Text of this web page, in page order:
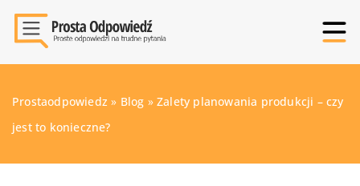
Prostaodpowiedz » Blog »Zalety planowania produkcji – czy
jest to konieczne?